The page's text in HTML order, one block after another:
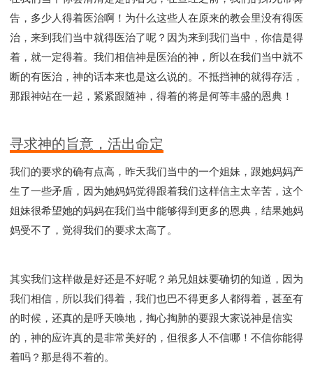
告，多少人得着医治啊！为什么这些人在原来的教会里没有得医
治，来到我们当中就得医治了呢？因为来到我们当中，你信是得
着，就一定得着。我们相信神是医治的神，所以在我们当中就不
断的有医治，神的话本来也是这么说的。不抵挡神的就得存活，
那跟神站在一起，紧紧跟随神，得着的将是何等丰盛的恩典！
寻求神的旨意，活出命定
我们的要求的确有点高，昨天我们当中的一个姐妹，跟她妈妈产
生了一些矛盾，因为她妈妈觉得跟着我们这样信主太辛苦，这个
姐妹很希望她的妈妈在我们当中能够得到更多的恩典，结果她妈
妈受不了，觉得我们的要求太高了。
其实我们这样做是好还是不好呢？弟兄姐妹要确切的知道，因为
我们相信，所以我们得着，我们也巴不得更多人都得着，甚至有
的时候，还真的是呼天唤地，掏心掏肺的要跟大家说神是信实
的，神的应许真的是非常美好的，但很多人不信哪！不信你能得
着吗？那是得不着的。